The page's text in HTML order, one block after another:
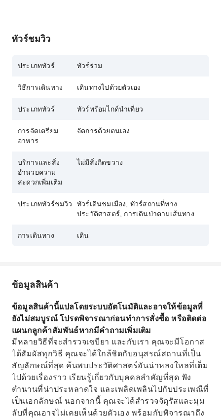
เที่ยวที่ไม่เหมือนใคร
เอกลักษณ์ที่คนท้องถิ่นเท่านั้นที่รู้
อันงดงามและเรื่องราวที่น่าจดจำ
สำรวจย่านต่างๆ ในใจกลางเมืองเก่า และก้าวข้าม
ขีดจำกัดของสถานที่ท่องเที่ยวทั่วไป
ทัวร์ชมวิว
ประเภททัวร์ ทัวร์ร่วม
วิธีการเดินทาง เดินทางไปด้วยตัวเอง
ประเภททัวร์ ทัวร์พร้อมไกด์นำเที่ยว
การจัดเตรียม
อาหาร
จัดการด้วยตนเอง
บริการและสิ่ง
อำนวยความ
สะดวกเพิ่มเติม
ไม่มีสิ่งกีดขวาง
ประเภททัวร์ชมวิว
ทัวร์เดินชมเมือง, ทัวร์สถานที่ทาง
ประวัติศาสตร์, การเดินป่าตามเส้นทาง
การเดินทาง เดิน
ข้อมูลสินค้า
ข้อมูลสินค้านี้แปลโดยระบบอัตโนมัติและอาจให้ข้อมูลที่
ยังไม่สมบูรณ์ โปรดพิจารณาก่อนทำการสั่งซื้อ หรือติดต่อ
แผนกลูกค้าสัมพันธ์หากมีคำถามเพิ่มเติม
มีหลายวิธีที่จะสำรวจเซบียา และกับเรา คุณจะมีโอกาส
ได้สัมผัสทุกวิธี คุณจะได้ใกล้ชิดกับอนุสรณ์สถานที่เป็น
สัญลักษณ์ที่สุด ค้นพบประวัติศาสตร์อันน่าหลงใหลที่เต็ม
ไปด้วยเรื่องราว เรียนรู้เกี่ยวกับบุคคลสำคัญที่สุด ฟัง
ตำนานที่น่าประหลาดใจ และเพลิดเพลินไปกับประเพณีที่
เป็นเอกลักษณ์ นอกจากนี้ คุณจะได้สำรวจจัตุรัสและมุม
ลับที่คุณอาจไม่เคยเห็นด้วยตัวเอง พร้อมกับพิจารณาถึง